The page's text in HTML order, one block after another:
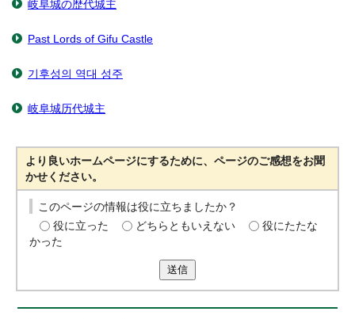
岐阜城の歴代城主
Past Lords of Gifu Castle
기후성의 역대 성주
岐阜城历代城主
より良いホームページにするために、ページのご感想をお聞
かせください。
このページの情報は役に立ちましたか？
役に立った
どちらともいえない
役にたたな
かった
送信